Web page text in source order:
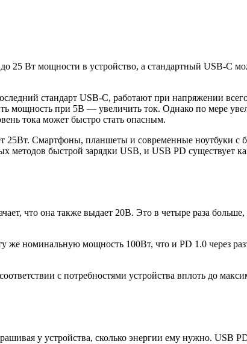
25 Вт мощности в устройство, а стандартный USB-C
стандарт USB-C, работают при напряжении
мощность при 5В — увеличить ток. Однако по мере
тока может быстро стать опасным.
Смартфоны, планшеты и современные ноутбуки с
быстрой зарядки USB, и USB PD существует
что она также выдает 20В. Это в четыре раза больше,
же номинальную мощность 100Вт, что и PD 1.0 через
с потребностями устройства вплоть до
у устройства, сколько энергии ему нужно. USB